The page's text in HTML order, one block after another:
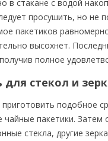
в стакане с водой
просушить, но не
пакетиков
высохнет.
полное
для стекол и
подобное
чайные пакетики.
стекла, другие